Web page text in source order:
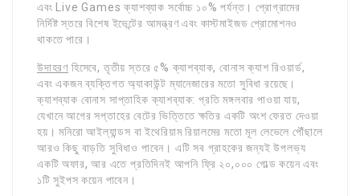
এবং Live Games ক্যাশব্যাক সর্বোচ্চ ১০% পর্যন্ত। প্রোগ্রামের
নির্দিষ্ট স্তরে বিশেষ ইভেন্টের আমন্ত্রণ এবং কাস্টমাইজড প্রোমোশনও
থাকতে পারে।
উদাহরণ হিসেবে, তৃতীয় স্তরে ৫% ক্যাশব্যাক, বোনাস ক্যাশ রিওয়ার্ড,
এবং একজন ব্যক্তিগত অ্যাকাউন্ট ম্যানেজারের মতো সুবিধা রয়েছে।
ক্যাশব্যাক বোনাস সাপ্তাহিক ক্যাশব্যাক: প্রতি মঙ্গলবার পাওয়া যায়,
যেখানে আগের সপ্তাহের বেটের ভিত্তিতে ক্ষতির একটি অংশ ফেরত দেওয়া
হয়। মনিরো আইল্যান্ডস বা ইথেরিয়াম রিয়ালমের মতো মূল লেভেলে পৌঁছালে
আরও কিছু বাড়তি সুবিধাও পাবেন। এটি সব গ্রাহকের জন্যই উপলভ্য
একটি অফার, আর এতে প্রতিদিনই আপনি ফ্রি ২০,০০০ গোল্ড কয়েন এবং
১টি সুইপস কয়েন পাবেন।